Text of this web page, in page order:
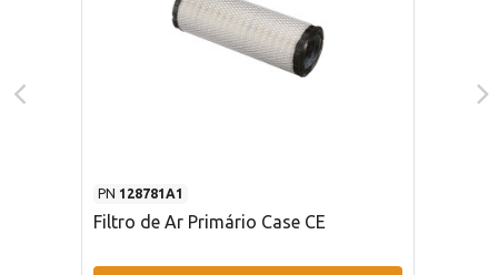
PN 128781A1
Filtro de Ar Primário Case CE